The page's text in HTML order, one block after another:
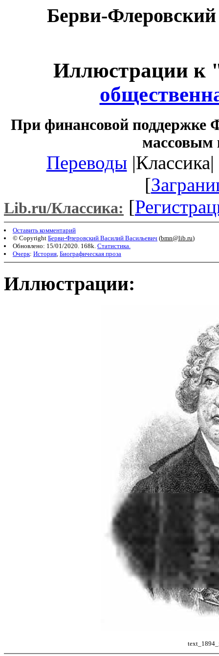
Берви-
Иллюстрации к
При финансовой поддержке
массовым
Переводы
[
Lib.ru/Классика: [
Оставить комментарий
© Copyright Берви-Флеровский Василий Васильевич (bmn@lib.ru)
Обновлено: 15/01/2020. 168k. Статистика.
Очерк: История Биографическая проза
Иллюстрации: